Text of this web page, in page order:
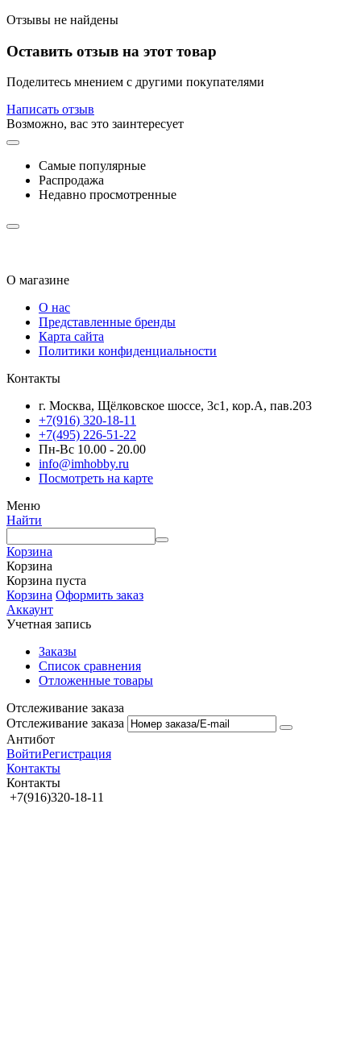
Отзывы не найдены
Оставить отзыв на этот товар
Поделитесь мнением с другими покупателями
Написать отзыв
Возможно, вас это заинтересует
Самые популярные
Распродажа
Недавно просмотренные
О магазине
О нас
Представленные бренды
Карта сайта
Политики конфиденциальности
Контакты
г. Москва, Щёлковское шоссе, 3с1, кор.А, пав.203
+7(916) 320-18-11
+7(495) 226-51-22
Пн-Вс 10.00 - 20.00
info@imhobby.ru
Посмотреть на карте
Меню
Найти
Корзина
Корзина
Корзина пуста
Корзина Оформить заказ
Аккаунт
Учетная запись
Заказы
Список сравнения
Отложенные товары
Отслеживание заказа
Отслеживание заказа
Антибот
ВойтиРегистрация
Контакты
Контакты
+7(916)320-18-11